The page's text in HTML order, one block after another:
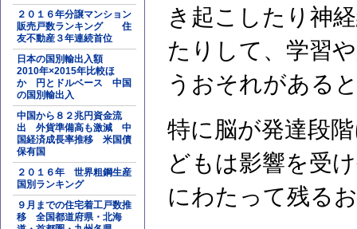
２０１６年分譲マンション
販売戸数ランキング 住
友不動産３年連続首位
日本の国別輸出入額
2010年×2015年比較ほ
か 円とドルベース 中国
の国別輸出入
中国から８２兆円資金流
出 外貨準備高も激減 中
国経済成長率推移 米国債
保有国
２０１６年 世界粗鋼生産
国別ランキング
９月までの住宅着工戸数推
移 全国都道府県・北海
き起こしたり神
たりして、学習
うおそれがある
特に脳が発達段
どもは影響を受
にわたって残る